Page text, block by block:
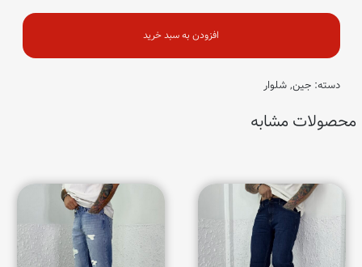
افزودن به سبد خرید
دسته:جین,شلوار
محصولات مشابه